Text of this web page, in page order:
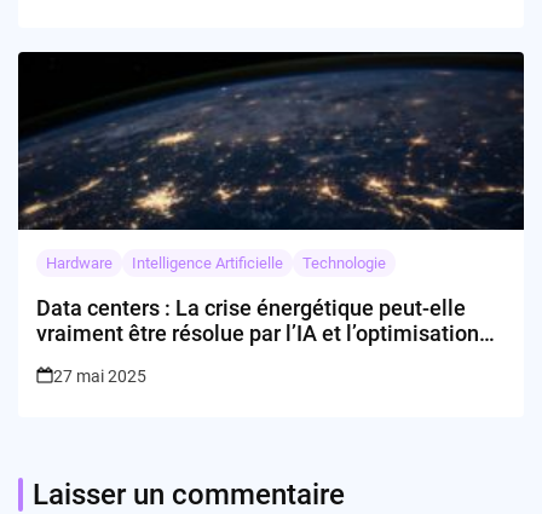
Hardware Intelligence Artificielle Technologie
Data centers : La crise énergétique peut-elle
vraiment être résolue par l’IA et l’optimisation
27 mai 2025
Laisser un commentaire